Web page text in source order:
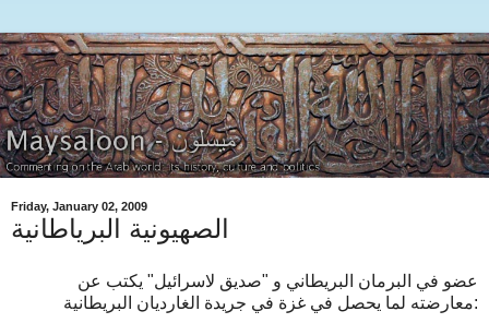
Friday, January 02, 2009
الصهيونية البرياطانية
عضو في البرمان البريطاني و "صديق لاسرائيل" يكتب عن
معارضته لما يحصل في غزة في جريدة الغارديان البريطانية: